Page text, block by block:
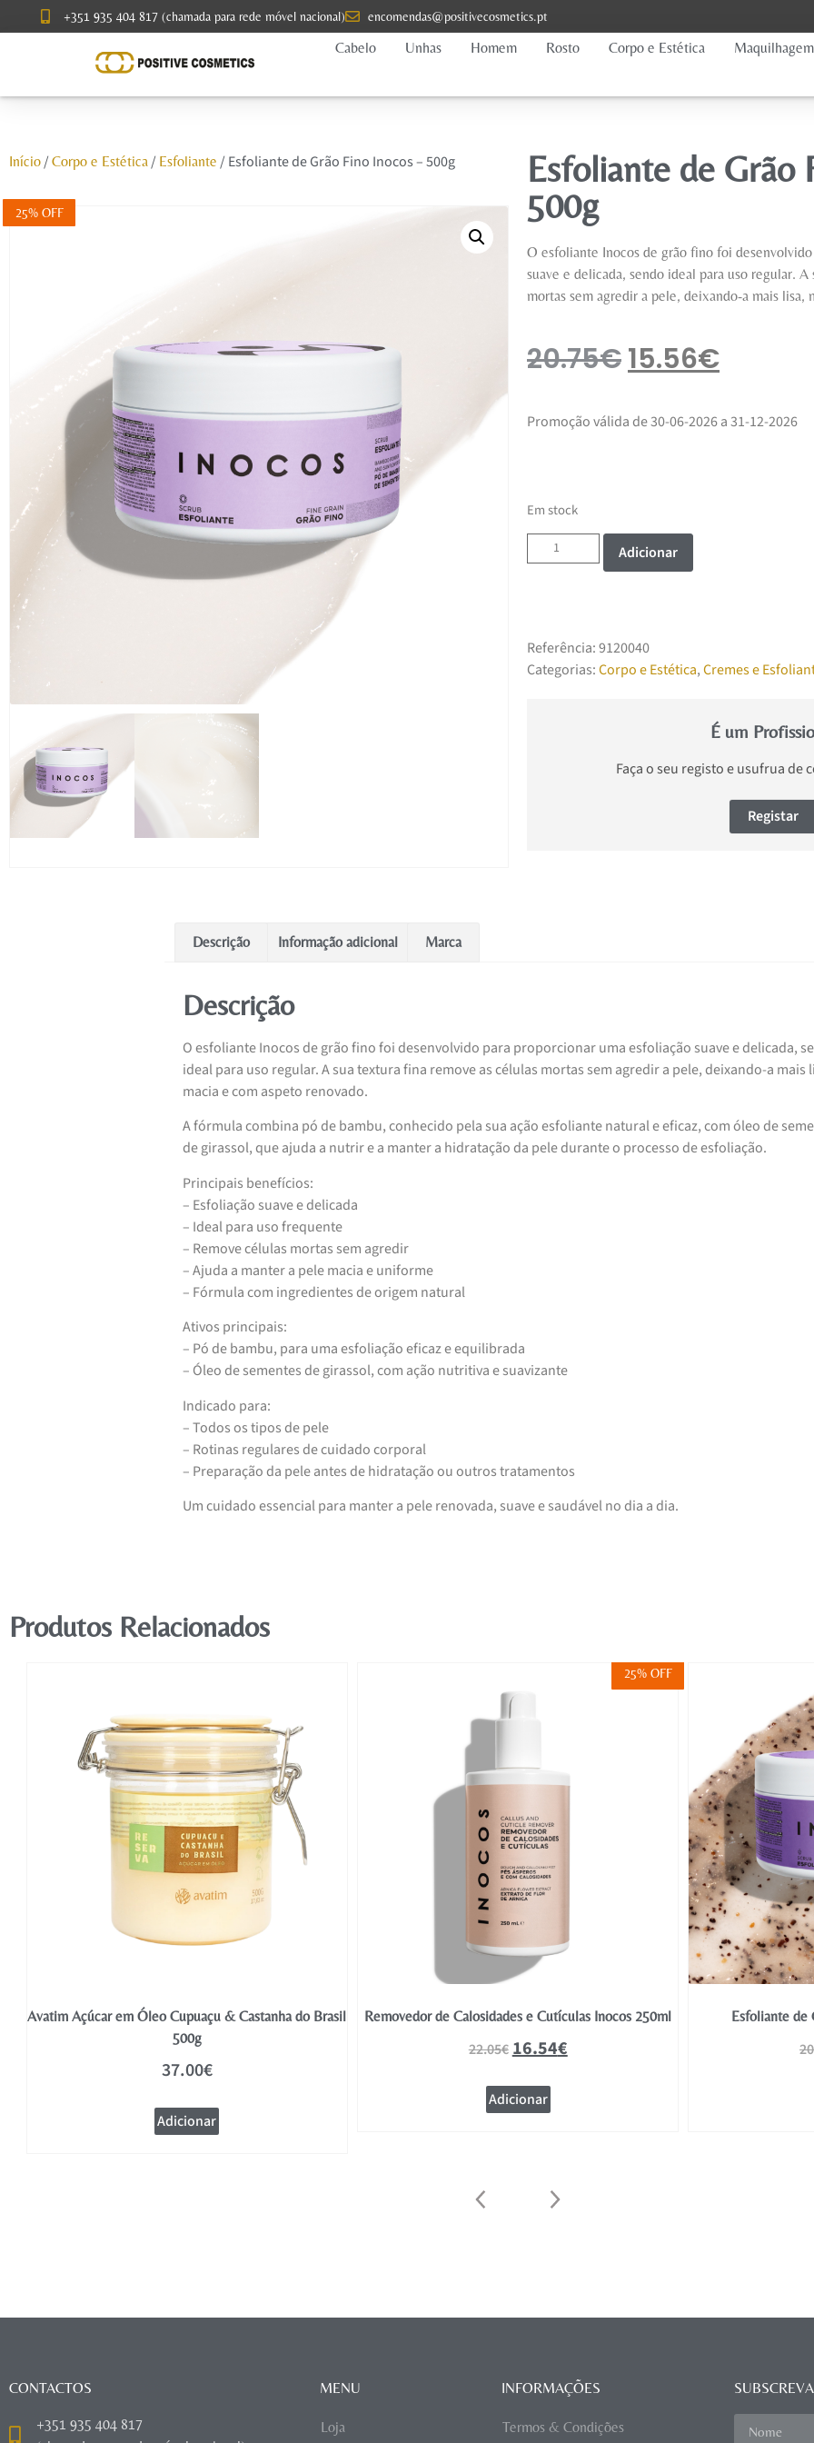
+351 935 404 817 (chamada para rede móvel nacional) encomendas@positivecosmetics.pt
Cabelo
Unhas Homem Rosto Corpo e Estética Maquilhagem
Início/ Corpo e Estética/ Esfoliante / Esfoliante de Grão Fino Inocos – 500g
25% OFF
Esfoliante de Grão
500g
O esfoliante Inocos de grão fino foi
suave e delicada, sendo ideal para uso regular.
mortas sem agredir a pele, deixando-a mais lisa,
20.75€15.56€
Promoção válida de 30-06-2026 a 31-12-2026
Em stock
Adicionar
Referência:9120040
Categorias:Corpo e Estética,Cremes e
É um
Faça o seu registo e usufrua de
Registar
Descrição Informação adicional Marca
Descrição
O esfoliante Inocos de grão fino foi desenvolvido para proporcionar uma esfoliação suave e delicada,
ideal para uso regular. A sua textura fina remove as células mortas sem agredir a pele, deixando-a mais
macia e com aspeto renovado.
A fórmula combina pó de bambu, conhecido pela sua ação esfoliante natural e eficaz, com óleo de
de girassol, que ajuda a nutrir e a manter a hidratação da pele durante o processo de esfoliação.
Principais benefícios:
– Esfoliação suave e delicada
– Ideal para uso frequente
– Remove células mortas sem agredir
– Ajuda a manter a pele macia e uniforme
– Fórmula com ingredientes de origem natural
Ativos principais:
– Pó de bambu, para uma esfoliação eficaz e equilibrada
– Óleo de sementes de girassol, com ação nutritiva e suavizante
Indicado para:
– Todos os tipos de pele
– Rotinas regulares de cuidado corporal
– Preparação da pele antes de hidratação ou outros tratamentos
Um cuidado essencial para manter a pele renovada, suave e saudável no dia a dia.
Produtos Relacionados
Avatim Açúcar em Óleo Cupuaçu & Castanha do Brasil
500g
37.00€
Adicionar
25% OFF
Removedor de Calosidades e Cutículas Inocos 250ml
22.05€ 16.54€
Adicionar
Esfoliante de
CONTACTOS
+351 935 404 817
MENU
Loja
INFORMAÇÕES
Termos & Condições